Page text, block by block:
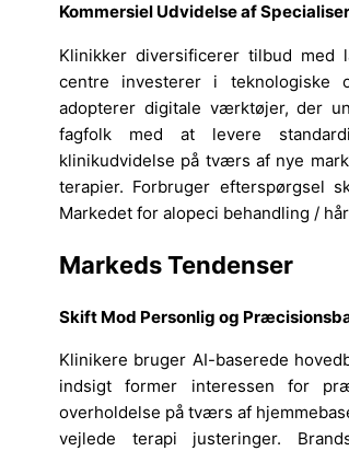
Kommersiel Udvidelse af
Klinikker diversificerer tilbud med
centre investerer i teknologiske
adopterer digitale værktøjer, der
fagfolk med at levere
klinikudvidelse på tværs af nye
terapier. Forbruger efterspørgsel
Markedet for alopeci behandling /
Markeds Tendenser
Skift Mod Personlig og
Klinikere bruger AI-baserede
indsigt former interessen for
overholdelse på tværs af
vejlede terapi justeringer.